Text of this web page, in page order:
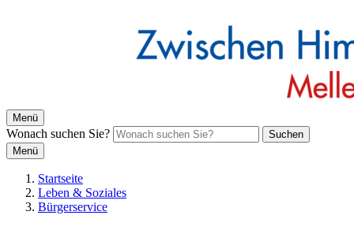
Menü
Wonach suchen Sie?
Suchen
Menü
Startseite
Leben & Soziales
Bürgerservice